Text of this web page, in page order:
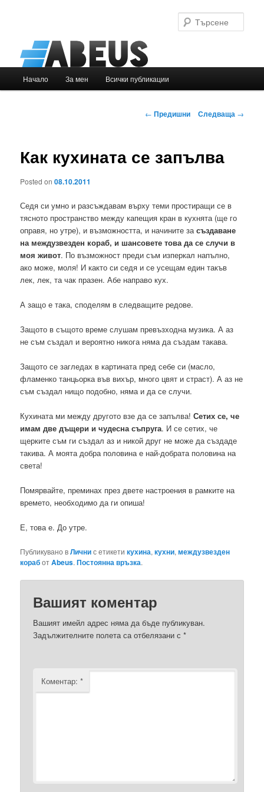
Към
Начало За мен Всички публикации
Навигация
← Предишни Следваща →
Как кухината се запълва
Posted on08.10.2011
Седя си умно и разсъждавам върху теми простиращи се в
тясното пространство между капещия кран в кухнята (ще го
оправя, но утре), и възможността, и начините засъздаване
на междузвезден кораб, и шансовете това да се случи в
моя живот. По възможност преди съм изперкал напълно,
ако може, моля! И както си седя и се усещам един такъв
лек, лек, та чак празен. Абе направо кух.
А защо е така, споделям в следващите редове.
Защото в същото време слушам превъзходна музика. А аз
не съм създал и вероятно никога няма да създам такава.
Защото се загледах в картината пред себе си (масло,
фламенко танцьорка във вихър, много цвят и страст). А аз не
съм създал нищо подобно, няма и да се случи.
Кухината ми между другото взе да се запълва!Сетих се, че
имам две дъщери и чудесна съпруга. И се сетих, че
щерките съм ги създал аз и никой друг не може да създаде
такива. А моята добра половина е най-добрата половина на
света!
Помярвайте, преминах през двете настроения в рамките на
времето, необходимо да ги опиша!
Е, това е. До утре.
Публикувано вЛичнис етикетикухина,кухни,междузвезден
коработAbeus.Постоянна връзка.
Вашият коментар
Вашият имейл адрес няма да бъде публикуван.
Задължителните полета са отбелязани с*
Коментар:*